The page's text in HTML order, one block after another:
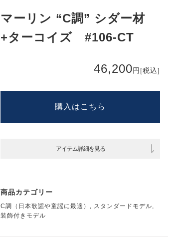
マーリン “C調” シダー材
+ターコイズ #106-CT
46,200円 [税込]
購入はこちら
アイテム詳細を見る
商品カテゴリー
C調（日本歌謡や童謡に最適） , スタンダードモデル,
装飾付きモデル